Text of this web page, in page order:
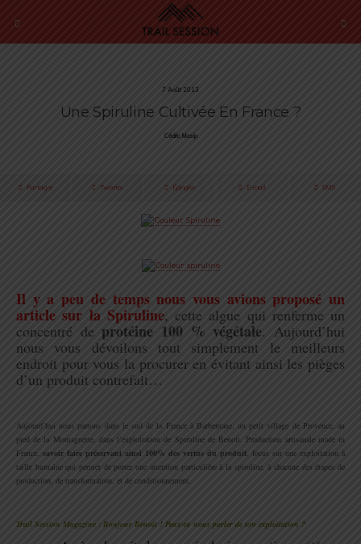
7 Août 2013
Une Spiruline Cultivée En France ?
Cédric Masip
Partager Tweeter Épingler E-mail SMS
Il y a peu de temps nous vous avions proposé un
article sur la Spiruline, cette algue qui renferme un
concentré deprotéine 100 % végétale. Aujourd’hui
nous vous dévoilons tout simplement le meilleurs
endroit pour vous la procurer en évitant ainsi les pièges
d’un produit contrefait…
Aujourd’hui nous partons dans le sud de la France à Barbentane, un petit village de Provence, au
pied de la Montagnette, dans l’exploitation de Spiruline de Benoit. Production artisanale made in
France, savoir faire préservant ainsi 100% des vertus du produit, focus sur une exploitation à
taille humaine qui permet de porter une attention particulière à la spiruline, à chacune des étapes de
production, de transformation, et de conditionnement.
Trail Session Magazine : Bonjour Benoit ! Peux-tu nous parler de ton exploitation ?